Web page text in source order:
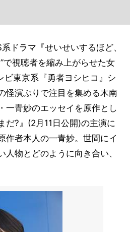
ドラマ『せいせいするほど、
で視聴者を縮み上がらせた女
ビ東京系『勇者ヨシヒコ』シ
怪演ぶりで注目を集める木南
一青妙のエッセイを原作とし
だ?』(2月11日公開)の主演に
作者本人の一青妙。世間にイ
人物とどのように向き合い、